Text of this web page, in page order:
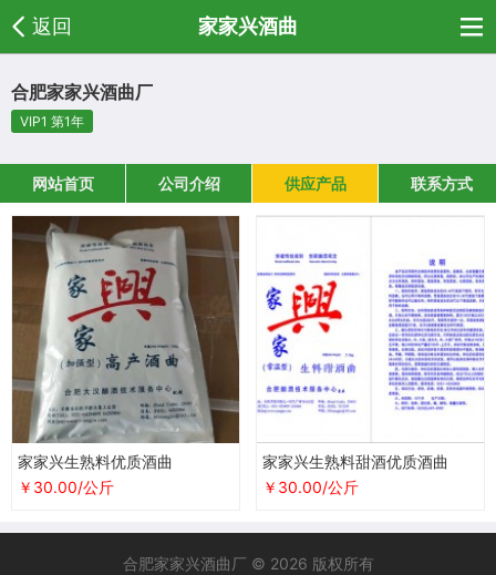
返回 家家兴酒曲
合肥家家兴酒曲厂
VIP1 第1年
网站首页 公司介绍 供应产品 联系方式
家家兴生熟料优质酒曲
￥30.00/公斤
家家兴生熟料甜酒优质酒曲
￥30.00/公斤
合肥家家兴酒曲厂 © 2026 版权所有